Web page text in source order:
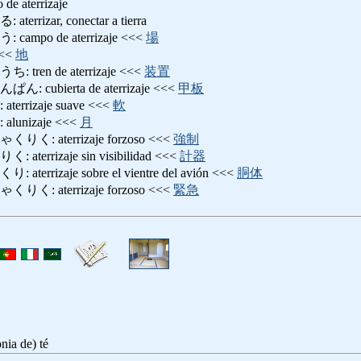
de aterrizaje
aterrizar, conectar a tierra
campo de aterrizaje <<< 場
地
ち: tren de aterrizaje <<< 装置
ん: cubierta de aterrizaje <<< 甲板
suave <<< 軟
<<< 月
くりく: aterrizaje forzoso <<< 強制
く: aterrizaje sin visibilidad <<< 計器
: aterrizaje sobre el vientre del avión <<< 胴体
くりく: aterrizaje forzoso <<< 緊急
de) té